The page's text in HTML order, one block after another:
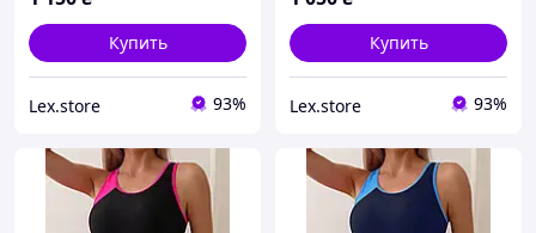
Купить
Lex.store 93%
Купить
Lex.store 93%